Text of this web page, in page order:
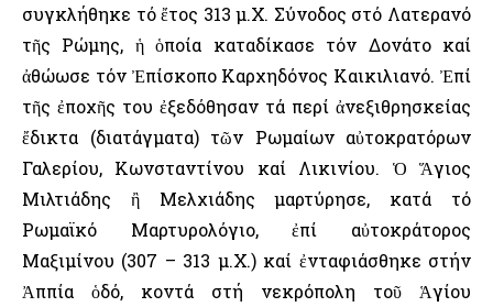
συγκλήθηκε τό ἔτος 313 μ.Χ. Σύνοδος στό Λατερανό
τῆς Ρώμης, ἡ ὁποία καταδίκασε τόν Δονάτο καί
ἀθώωσε τόν Ἐπίσκοπο Καρχηδόνος Καικιλιανό. Ἐπί
τῆς ἐποχῆς του ἐξεδόθησαν τά περί ἀνεξιθρησκείας
ἔδικτα (διατάγματα) τῶν Ρωμαίων αὐτοκρατόρων
Γαλερίου, Κωνσταντίνου καί Λικινίου. Ὁ Ἅγιος
Μιλτιάδης ἢ Μελχιάδης μαρτύρησε, κατά τό
Ρωμαϊκό Μαρτυρολόγιο, ἐπί αὐτοκράτορος
Μαξιμίνου (307 – 313 μ.Χ.) καί ἐνταφιάσθηκε στήν
Ἀππία ὁδό, κοντά στή νεκρόπολη τοῦ Ἁγίου